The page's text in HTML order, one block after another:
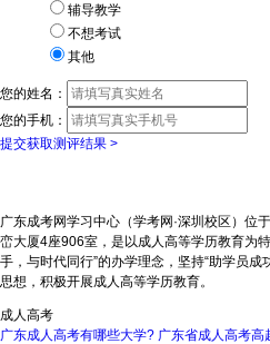
辅导教学
不想考试
其他
您的姓名：
您的手机：
提交获取测评结果 >
广东成考网学习中心（学考网·深圳校区）位
峦大厦4座906室，是以成人高等学历教育为
手，与时代同行”的办学理念，坚持“助学员成
思想，积极开展成人高等学历教育。
成人高考
广东成人高考有哪些大学? 广东省成人高考高